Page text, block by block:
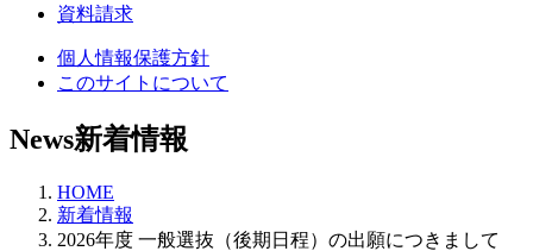
資料請求
個人情報保護方針
このサイトについて
News新着情報
HOME
新着情報
2026年度 一般選抜（後期日程）の出願につきまして